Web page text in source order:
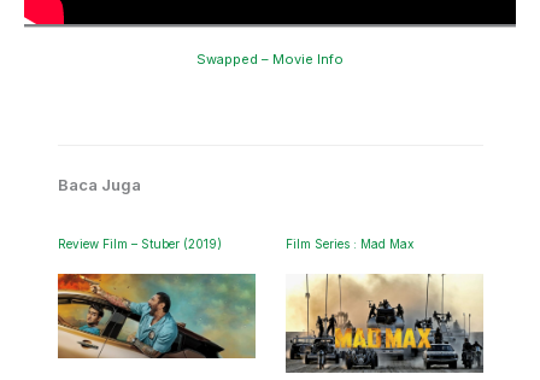
Swapped – Movie Info
Baca Juga
Review Film – Stuber (2019) Film Series : Mad Max